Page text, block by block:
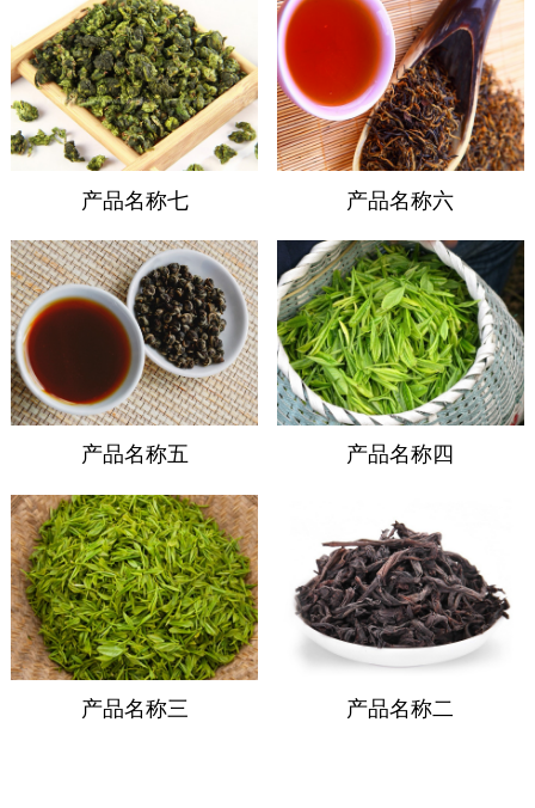
产品名称七 产品名称六
产品名称五 产品名称四
产品名称三 产品名称二